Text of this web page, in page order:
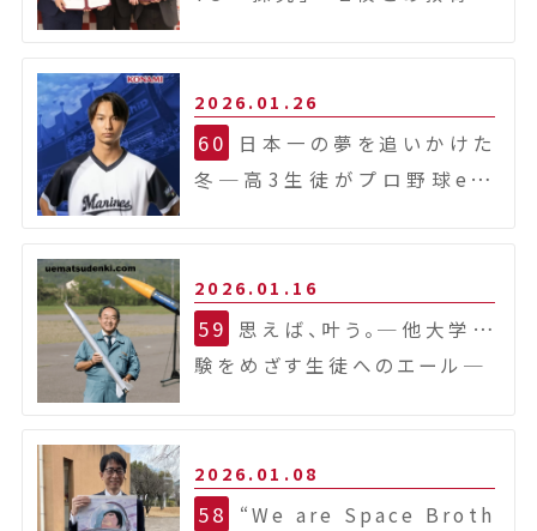
2026.01.26
60
日本一の夢を追いかけた
冬 ─高3生徒がプロ野球e日
2026.01.16
59 思えば、叶う。─他大学受
験をめざす生徒へのエール─
2026.01.08
58
“We are Space Broth